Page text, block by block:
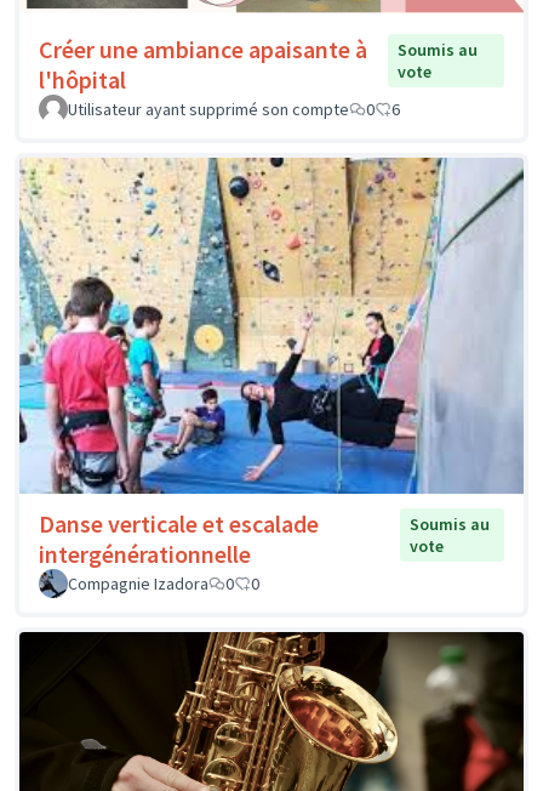
Créer une ambiance apaisante à
l'hôpital
Soumis au
vote
Utilisateur ayant supprimé son compte
0 6
Danse verticale et escalade
intergénérationnelle
Soumis au
vote
Compagnie Izadora
0 0